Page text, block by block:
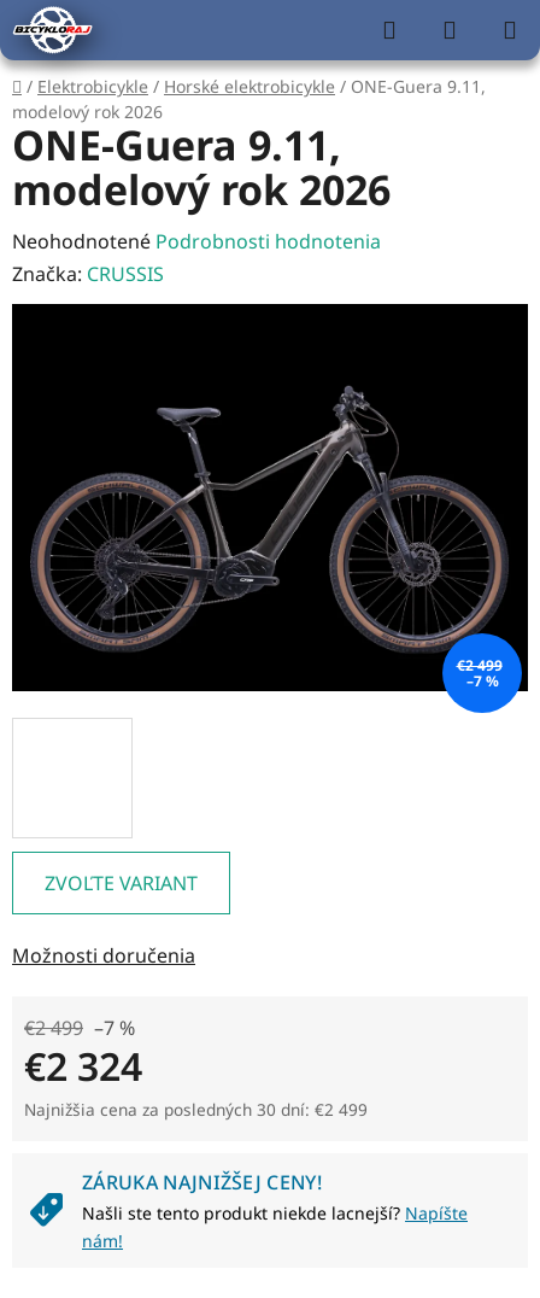
Prejsť
na
obsah
Hľadať
KOŠÍK
Domov
/ Elektrobicykle / Horské elektrobicykle / ONE-Guera 9.11,
modelový rok 2026
ZVOĽTE VARIANT
Možnosti doručenia
€2 499 –7 %
€2 324
Jednotková cena:
Najnižšia cena za posledných 30 dní: €2 499
ZÁRUKA NAJNIŽŠEJ CENY!
Našli ste tento produkt niekde lacnejší? Napíšte
nám!
ONE-Guera 9.11,
modelový rok 2026
Priemerné
hodnotenie
produktu
hviezdičiek.
Neohodnotené Podrobnosti hodnotenia
Značka: CRUSSIS
€2 499
–7 %